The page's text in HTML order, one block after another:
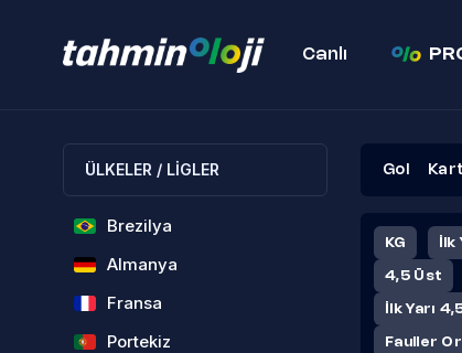
Canlı
ÜLKELER / LİGLER
Brezilya
Almanya
Fransa
Portekiz
Gol Kart
KG İlk
4,5 Üst
İlk Yarı
Fauller